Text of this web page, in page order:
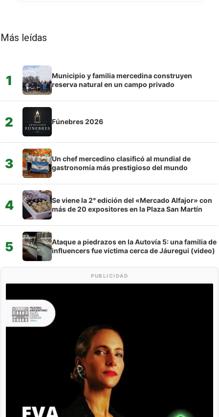
Más leídas
1
Municipio y familia mercedina construyen
reserva natural en un campo privado
2 Fúnebres 2026
3
Un chef mercedino clasificó al mundial de
gastronomía más prestigioso del mundo
4
Se viene la 2° edición del «Mercado Alfajor» con
más de 20 expositores en la Plaza San Martín
5
Ataque a piedrazos en la Autovía 5: una familia de
influencers fue víctima cerca de Jáuregui (video)
PUBLICIDAD